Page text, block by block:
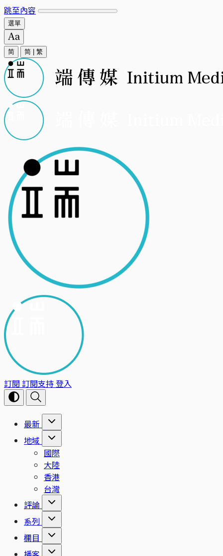
跳至內容
選單
简 简 繁
訂閱 訂閱支持登入
最新
地域
國際
大陸
香港
台灣
評論
系列
欄目